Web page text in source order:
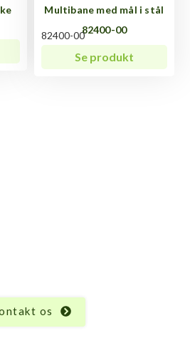
Multibane med mål i stål
82400-00
82400-00
Se produkt
os